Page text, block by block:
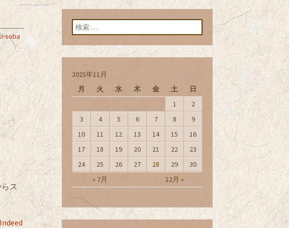
soba
ス
検索:
2025年11月
月
火 水 木 金 土 日
« 7月 12月 »
1
2
3
4 5 6 7 8
9
10
11 12 13 14 15
16
17
18 19 20 21 22
23
24
25 26 27 28 29 30